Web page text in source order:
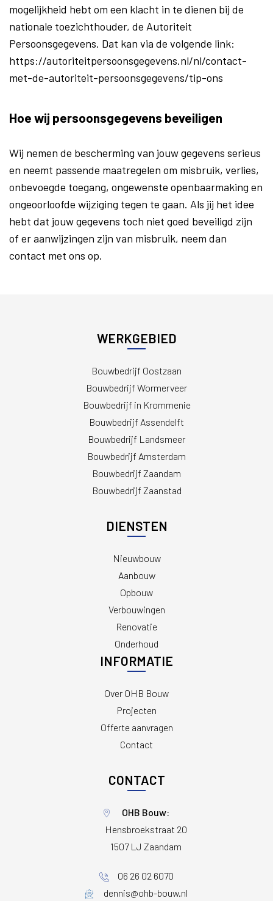
mogelijkheid hebt om een klacht in te dienen bij de
nationale toezichthouder, de Autoriteit
Persoonsgegevens. Dat kan via de volgende link:
https://autoriteitpersoonsgegevens.nl/nl/contact-
met-de-autoriteit-persoonsgegevens/tip-ons
Hoe wij persoonsgegevens beveiligen
Wij nemen de bescherming van jouw gegevens serieus
en neemt passende maatregelen om misbruik, verlies,
onbevoegde toegang, ongewenste openbaarmaking en
ongeoorloofde wijziging tegen te gaan. Als jij het idee
hebt dat jouw gegevens toch niet goed beveiligd zijn
of er aanwijzingen zijn van misbruik, neem dan
contact met ons op.
WERKGEBIED
Bouwbedrijf Oostzaan
Bouwbedrijf Wormerveer
Bouwbedrijf in Krommenie
Bouwbedrijf Assendelft
Bouwbedrijf Landsmeer
Bouwbedrijf Amsterdam
Bouwbedrijf Zaandam
Bouwbedrijf Zaanstad
DIENSTEN
Nieuwbouw
Aanbouw
Opbouw
Verbouwingen
Renovatie
Onderhoud
INFORMATIE
Over OHB Bouw
Projecten
Offerte aanvragen
Contact
CONTACT
OHB Bouw:
Hensbroekstraat 20
1507 LJ Zaandam
06 26 02 6070
dennis@ohb-bouw.nl